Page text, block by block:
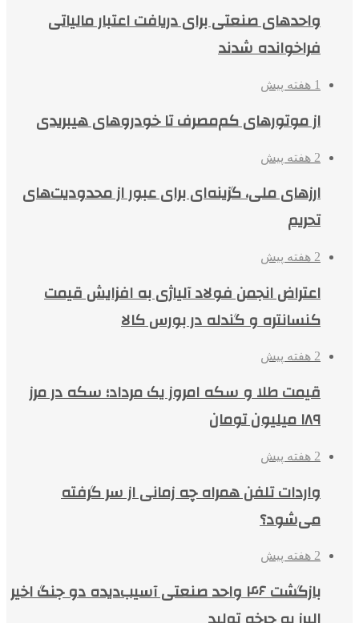
واحدهای صنعتی برای دریافت اعتبار مالیاتی
فراخوانده شدند
1 هفته پیش
از موتورهای کم‌مصرف تا خودروهای هیبریدی
2 هفته پیش
ارزهای ملی، گزینه‌ای برای عبور از محدودیت‌های
تحریم
2 هفته پیش
اعتراض انجمن فولاد آلیاژی به افزایش قیمت
کنسانتره و گندله در بورس کالا
2 هفته پیش
قیمت طلا و سکه امروز یک مرداد؛ سکه در مرز
۱۸۹ میلیون تومان
2 هفته پیش
واردات تلفن همراه چه زمانی از سر گرفته
می‌شود؟
2 هفته پیش
بازگشت ۴۶ واحد صنعتی آسیب‌دیده دو جنگ اخیر